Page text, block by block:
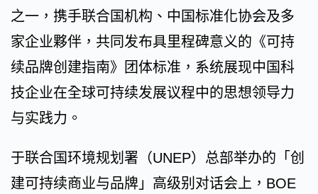
之一，携手联合国机构、中国标准化协会及多
家企业夥伴，共同发布具里程碑意义的《可持
续品牌创建指南》团体标准，系统展现中国科
技企业在全球可持续发展议程中的思想领导力
与实践力。
于联合国环境规划署（UNEP）总部举办的「创
建可持续商业与品牌」高级别对话会上，BOE